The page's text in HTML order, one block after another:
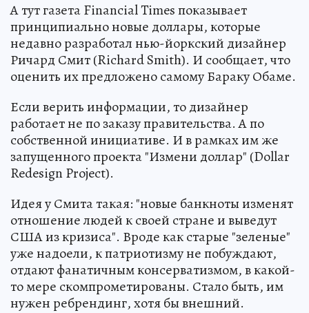
А тут газета Financial Times показывает
принципиально новые доллары, которые
недавно разработал нью-йоркский дизайнер
Ричард Смит (Richard Smith). И сообщает, что
оценить их предложено самому Бараку Обаме.
Если верить информации, то дизайнер
работает не по заказу правительства. А по
собственной инициативе. И в рамках им же
запущенного проекта "Измени доллар" (Dollar
Redesign Project).
Идея у Смита такая: "новые банкноты изменят
отношение людей к своей стране и выведут
США из кризиса". Вроде как старые "зеленые"
уже надоели, к патриотизму не побуждают,
отдают фанатичным консерватизмом, в какой-
то мере скомпрометированы. Стало быть, им
нужен ребрендинг, хотя бы внешний.